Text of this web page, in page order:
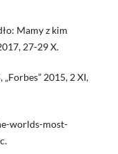
Mamy z kim
27-29 X.
2015, 2 XI,
worlds-most-